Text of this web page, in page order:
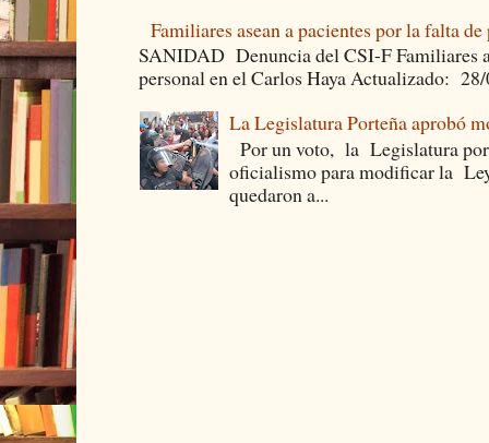
Familiares asean a pacientes por la falta
SANIDAD Denuncia del CSI-F Familiares
personal en el Carlos Haya Actualizado:
La Legislatura Porteña aprobó
Por un voto, la Legislatura
oficialismo para modificar la
quedaron a...